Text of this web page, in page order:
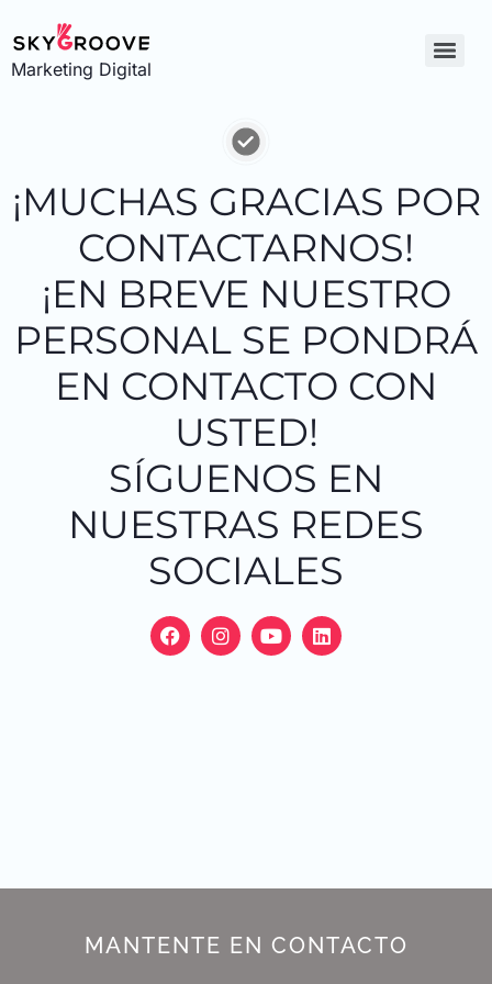
Marketing Digital
¡MUCHAS GRACIAS POR
CONTACTARNOS!
¡EN BREVE NUESTRO
PERSONAL SE PONDRÁ
EN CONTACTO CON
USTED!
SÍGUENOS EN
NUESTRAS REDES
SOCIALES
MANTENTE EN CONTACTO